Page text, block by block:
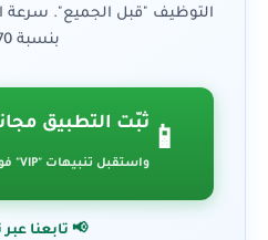
التوظيف "قبل الجميع". سرعة
بنسبة 70%.
📱
ثبّت التطبيق
واستقبل تنبيهات "VIP" فورية
📢 تابعنا عبر